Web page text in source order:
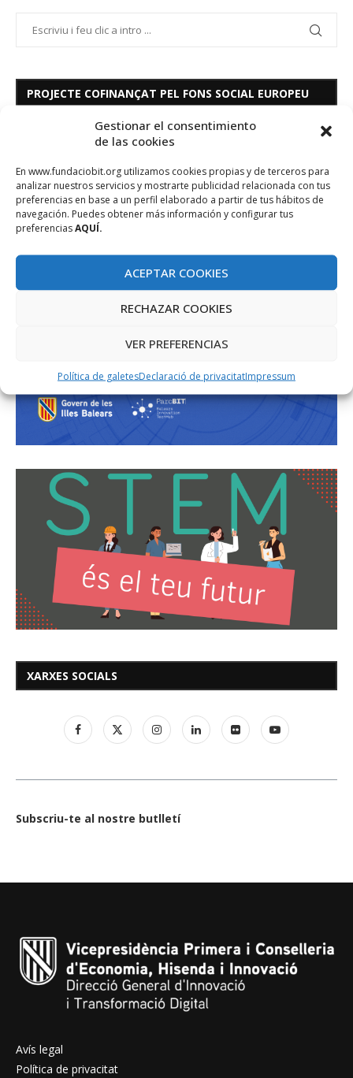
Gestionar el consentimiento
de las cookies
En www.fundaciobit.org utilizamos cookies propias y de terceros para
analizar nuestros servicios y mostrarte publicidad relacionada con tus
preferencias en base a un perfil elaborado a partir de tus hábitos de
navegación. Puedes obtener más información y configurar tus
preferenciasAQUÍ.
ACEPTAR COOKIES
RECHAZAR COOKIES
VER PREFERENCIAS
Política de galetesDeclaració de privacitatImpressum
PROJECTE COFINANÇAT PEL FONS SOCIAL EUROPEU
XARXES SOCIALS
Subscriu-te al nostre butlletí
Avís legal
Política de privacitat